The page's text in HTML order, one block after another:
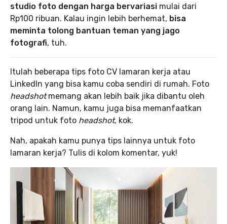
studio foto dengan harga bervariasi mulai dari
Rp100 ribuan. Kalau ingin lebih berhemat, bisa
meminta tolong bantuan teman yang jago
fotografi, tuh.
Itulah beberapa tips foto CV lamaran kerja atau
LinkedIn yang bisa kamu coba sendiri di rumah. Foto
headshotmemang akan lebih baik jika dibantu oleh
orang lain. Namun, kamu juga bisa memanfaatkan
tripod untuk foto headshot, kok.
Nah, apakah kamu punya tips lainnya untuk foto
lamaran kerja? Tulis di kolom komentar, yuk!